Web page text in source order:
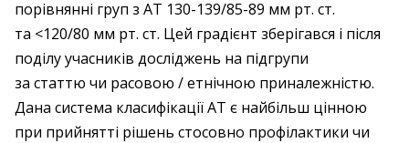
порівнянні груп з АТ 130-139/85-89 мм рт. ст.
та <120/80 мм рт. ст. Цей градієнт зберігався і після
поділу учасників досліджень на підгрупи
за статтю чи расовою / етнічною ­приналежністю.
Дана система класифікації АТ є найбільш цінною
при прийнятті рішень стосовно профілактики чи